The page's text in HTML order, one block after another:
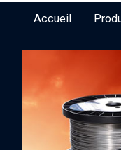
Accueil